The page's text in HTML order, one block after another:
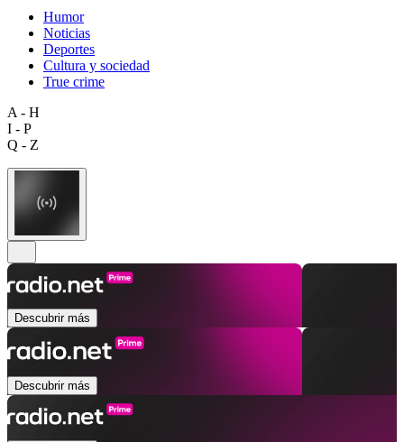
Humor
Noticias
Deportes
Cultura y sociedad
True crime
A - H
I - P
Q - Z
Descubrir más
Descubrir más